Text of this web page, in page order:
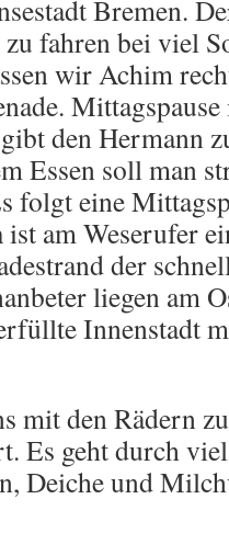
Bremen.
fahren bei viel
wir Achim
den Hermann
Essen soll man
folgt eine
ist am Weserufer
der
liegen am
Innenstadt
mit den Rädern
Es geht durch
Deiche und